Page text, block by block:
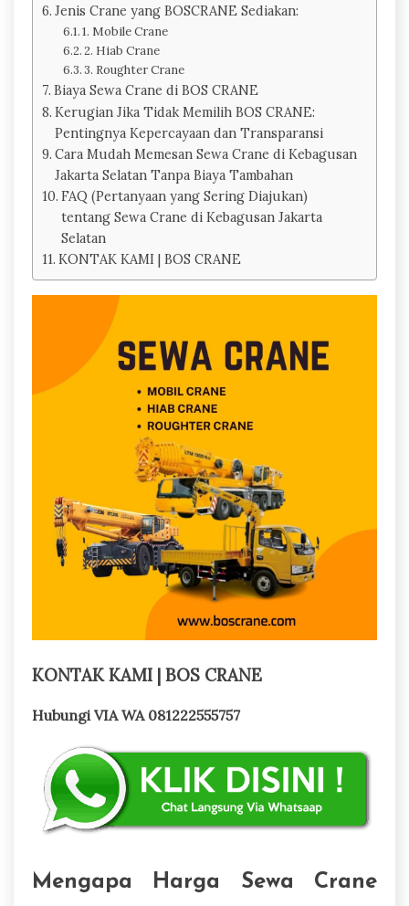
Jenis Crane yang BOSCRANE Sediakan:
1. Mobile Crane
2. Hiab Crane
3. Roughter Crane
Biaya Sewa Crane di BOS CRANE
Kerugian Jika Tidak Memilih BOS CRANE:
Pentingnya Kepercayaan dan Transparansi
Cara Mudah Memesan Sewa Crane di Kebagusan
Jakarta Selatan Tanpa Biaya Tambahan
FAQ (Pertanyaan yang Sering Diajukan)
tentang Sewa Crane di Kebagusan Jakarta
Selatan
KONTAK KAMI | BOS CRANE
KONTAK KAMI | BOS CRANE
Hubungi VIA WA 081222555757
Mengapa Harga Sewa Crane